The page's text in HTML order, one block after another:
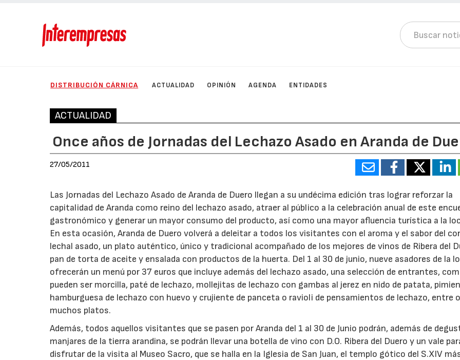
DISTRIBUCIÓN CÁRNICA ACTUALIDAD OPINIÓN AGENDA ENTIDADES
ACTUALIDAD
Once años de Jornadas del Lechazo Asado en Aranda de
27/05/2011
Las Jornadas del Lechazo Asado de Aranda de Duero llegan a su undécima edición tras lograr reforzar la
capitalidad de Aranda como reino del lechazo asado, atraer al público a la celebración anual de este
gastronómico y generar un mayor consumo del producto, así como una mayor afluencia turística a la
En esta ocasión, Aranda de Duero volverá a deleitar a todos los visitantes con el aroma y el sabor del
lechal asado, un plato auténtico, único y tradicional acompañado de los mejores de vinos de Ribera del
pan de torta de aceite y ensalada con productos de la huerta. Del 1 al 30 de junio, nueve asadores de la
ofrecerán un menú por 37 euros que incluye además del lechazo asado, una selección de entrantes,
pueden ser morcilla, paté de lechazo, mollejitas de lechazo con gambas al jerez en nido de patata,
hamburguesa de lechazo con huevo y crujiente de panceta o ravioli de pensamientos de lechazo, entre
muchos platos.
Además, todos aquellos visitantes que se pasen por Aranda del 1 al 30 de Junio podrán, además de
manjares de la tierra arandina, se podrán llevar una botella de vino con D.O. Ribera del Duero y un vale
disfrutar de la visita al Museo Sacro, que se halla en la Iglesia de San Juan, el templo gótico del S.XIV
23/07/2026 30/07/2026